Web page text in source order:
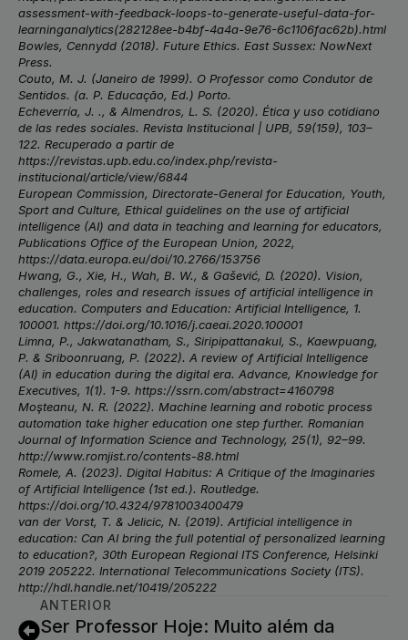
assessment-with-feedback-loops-to-generate-useful-data-for-
learninganalytics(282128ee-b4bf-4a4a-9e76-6c1106fac62b).html
Bowles, Cennydd (2018). Future Ethics. East Sussex: NowNext
Press.
Couto, M. J. (Janeiro de 1999). O Professor como Condutor de
Sentidos. (a. P. Educação, Ed.) Porto.
Echeverría, J. ., & Almendros, L. S. (2020). Ética y uso cotidiano
de las redes sociales. Revista Institucional | UPB, 59(159), 103–
122. Recuperado a partir de
https://revistas.upb.edu.co/index.php/revista-
institucional/article/view/6844
European Commission, Directorate-General for Education, Youth,
Sport and Culture, Ethical guidelines on the use of artificial
intelligence (AI) and data in teaching and learning for educators,
Publications Office of the European Union, 2022,
https://data.europa.eu/doi/10.2766/153756
Hwang, G., Xie, H., Wah, B. W., & Gašević, D. (2020). Vision,
challenges, roles and research issues of artificial intelligence in
education. Computers and Education: Artificial Intelligence, 1.
100001. https://doi.org/10.1016/j.caeai.2020.100001
Limna, P., Jakwatanatham, S., Siripipattanakul, S., Kaewpuang,
P. & Sriboonruang, P. (2022). A review of Artificial Intelligence
(AI) in education during the digital era. Advance, Knowledge for
Executives, 1(1). 1-9. https://ssrn.com/abstract=4160798
Moşteanu, N. R. (2022). Machine learning and robotic process
automation take higher education one step further. Romanian
Journal of Information Science and Technology, 25(1), 92–99.
http://www.romjist.ro/contents-88.html
Romele, A. (2023). Digital Habitus: A Critique of the Imaginaries
of Artificial Intelligence (1st ed.). Routledge.
https://doi.org/10.4324/9781003400479
van der Vorst, T. & Jelicic, N. (2019). Artificial intelligence in
education: Can AI bring the full potential of personalized learning
to education?, 30th European Regional ITS Conference, Helsinki
2019 205222. International Telecommunications Society (ITS).
http://hdl.handle.net/10419/205222
ANTERIOR
Ser Professor Hoje: Muito além da